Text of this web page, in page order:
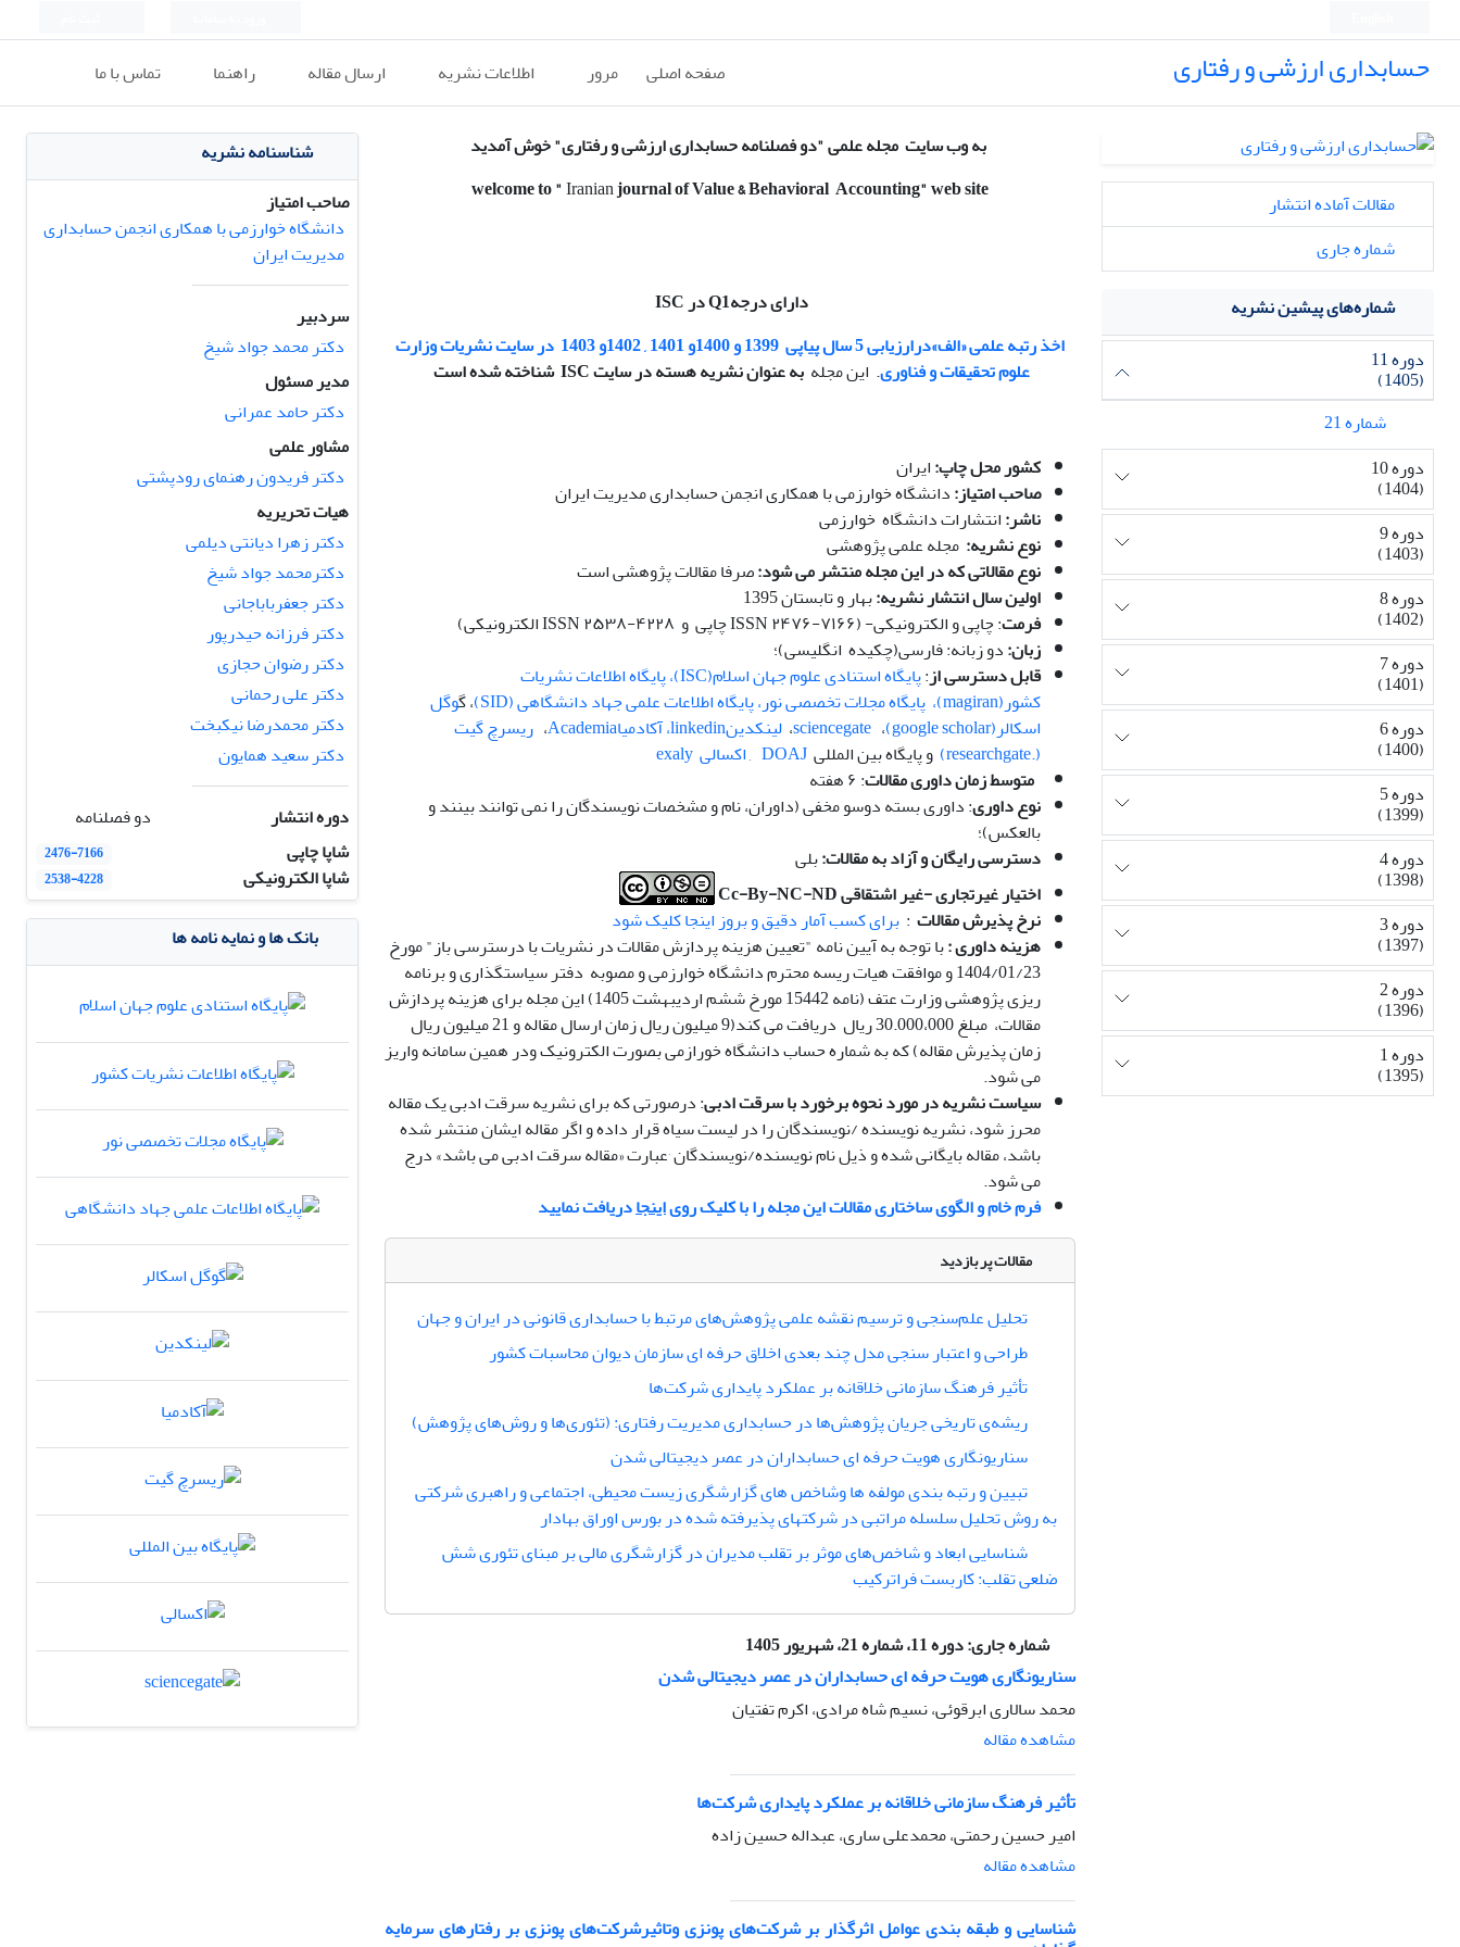
حسابداری ارزشی و رفتاری صفحه اصلی مرور اطلاعات نشریه ارسال مقاله راهنما تماس با ما
به وب سایت مجله علمی "دو فصلنامه حسابداری ارزشی و رفتاری" خوش آمدید
welcome to"Iranianjournal of Value & Behavioral Accounting" web site
دارای درجهQ1 در ISC
اخذ رتبهعلمی «الف»درارزیابی 5 سال پیاپی
در سایت نشریات وزارت
علوم تحقیقات و فناوری. این مجله به عنوان نشریه هسته در سایت ISC شناخته شده است
کشور محل چاپ:ایران
صاحب امتیاز:دانشگاه خوارزمی با همکاری انجمن حسابداری مدیریت ایران
ناشر:انتشارات دانشگاه خوارزمی
نوع نشریه: مجله علمی پژوهشی
نوع مقالاتی که در این مجله منتشر می شود:صرفا مقالات پژوهشی است
اولین سال انتشار نشریه:بهار و تابستان 1395
فرمت: چاپی و الکترونیکی- (ISSN ۲۴۷۶-۷۱۶۶ چاپی و ISSN ۲۵۳۸-۴۲۲۸ الکترونیکی)
زبان:دو زبانه: فارسی(چکیده انگلیسی)؛
قابل دسترسی از:پایگاه استنادی علوم جهان اسلام(ISC)، پایگاه اطلاعات نشریات
کشور(magiran)،
پایگاه مجلات تخصصی نور،پایگاه اطلاعات علمی جهاد دانشگاهی (SID) ، گوگل
اسکالر(google scholar)
، sciencegate، لینکدینlinkedin ،آکادمیاAcademia، ریسرچ گیت
(.researchgate)
و پایگاه بین المللی DOAJ
,اکسالی exaly
متوسط زمان داوری مقالات: ۶ هفته
نوع داوری: داوری بسته دوسو مخفی (داوران، نام و مشخصات نویسندگان را نمی توانند بینند و
بالعکس)؛
دسترسی رایگان و آزاد به مقالات:بلی
اختیار غیرتجاری -غیر اشتقاقیCc-By-NC-ND
نرخ پذیرش مقالات : برای کسب آمار دقیق و بروز اینجا کلیک شود
هزینه داوری :با توجه به آیین نامه "تعیین هزینه پردازش مقالات در نشریات با درسترسی باز" مورخ
1404/01/23 و موافقت هیات ریسه محترم دانشگاه خوارزمی و مصوبه دفتر سیاستگذاری و برنامه
ریزی پژوهشی وزارت عتف (نامه 15442 مورخ ششم اردیبهشت 1405) این مجله برای هزینه پردازش
مقالات، مبلغ 30.000،000 ریال دریافت می کند(9 میلیون ریال زمان ارسال مقاله و 21 میلیون ریال
زمان پذیرش مقاله) که به شماره حساب دانشگاه خورازمی بصورت الکترونیک ودر همین سامانه واریز
می شود.
سیاست نشریه در مورد نحوه برخورد با سرقت ادبی: درصورتی که برای نشریه سرقت ادبی یک مقاله
محرز شود، نشریه نویسنده /نویسندگان را در لیست سیاه قرار داده و اگر مقاله ایشان منتشر شده
باشد، مقاله بایگانی شده و ذیل نام نویسنده/نویسندگان ٬عبارت «مقاله سرقت ادبی می باشد» درج
می شود.
فرم خام و الگوی ساختاری مقالات این مجله را با کلیک رویاینجادریافت نمایید
مقالات پر بازدید
تحلیل علم‌سنجی و ترسیم نقشه علمی پژوهش‌های مرتبط با حسابداری قانونی در ایران و جهان
طراحی و اعتبار سنجی مدل چند بعدی اخلاق حرفه ای سازمان دیوان محاسبات کشور
تأثیر فرهنگ سازمانی خلاقانه بر عملکرد پایداری شرکت‌ها
ریشه‌‌ی تاریخی جریان پژوهش‌ها در حسابداری مدیریت رفتاری: (تئوری‌ها و روش‌های پژوهش)
سناریونگاری هویت حرفه ای حسابداران در عصر دیجیتالی شدن
تبیین و رتبه بندی مولفه ها وشاخص های گزارشگری زیست محیطی، اجتماعی و راهبری شرکتی
به روش تحلیل سلسله مراتبی در شرکتهای پذیرفته شده در بورس اوراق بهادار
شناسایی ابعاد و شاخص‌های موثر بر تقلب مدیران در گزارشگری مالی بر مبنای تئوری شش
ضلعی تقلب: کاربست فراترکیب
شماره جاری:دوره 11، شماره 21، شهریور 1405
سناریونگاری هویت حرفه ای حسابداران در عصر دیجیتالی شدن
محمد سالاری ابرقوئی، نسیم شاه مرادی، اکرم تفتیان
مشاهده مقاله
تأثیر فرهنگ سازمانی خلاقانه بر عملکرد پایداری شرکت‌ها
امیر حسین رحمتی، محمدعلی ساری، عبداله حسین زاده
مشاهده مقاله
شناسایی و طبقه بندی عوامل اثر‌گذار بر شرکت‌های پونزی وتاثیرشرکت‌های پونزی بر رفتارهای سرمایه
مقالات آماده انتشار
شماره جاری
شماره‌های پیشین نشریه
دوره 11
(1405)
شماره 21
دوره 10
(1404)
دوره 9
(1403)
دوره 8
(1402)
دوره 7
(1401)
دوره 6
(1400)
دوره 5
(1399)
دوره 4
(1398)
دوره 3
(1397)
دوره 2
(1396)
دوره 1
(1395)
شناسنامه نشریه
صاحب امتیاز
دانشگاه خوارزمی با همکاری انجمن حسابداری
مدیریت ایران
سردبیر
دکتر محمد جواد شیخ
مدیر مسئول
دکتر حامد عمرانی
مشاور علمی
دکتر فریدون رهنمای رودپشتی
هیات تحریریه
دکتر زهرا دیانتی دیلمی
دکترمحمد جواد شیخ
دکتر جعفرباباجانی
دکتر فرزانه حیدرپور
دکتر رضوان حجازی
دکتر علی رحمانی
دکتر محمدرضا نیکبخت
دکتر سعید همایون
دوره انتشار
دو فصلنامه
شاپا چاپی
2476-7166
شاپا الکترونیکی 2538-4228
بانک ها و نمایه نامه ها